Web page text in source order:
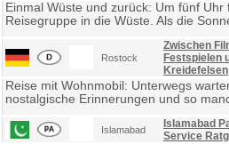
Einmal Wüste und zurück: Um fünf Uhr
Reisegruppe in die Wüste. Als die
Rostock
Zwischen
Festspielen
Kreidefelsen
Reise mit Wohnmobil: Unterwegs
nostalgische Erinnerungen und so
Islamabad
Islamabad
Service